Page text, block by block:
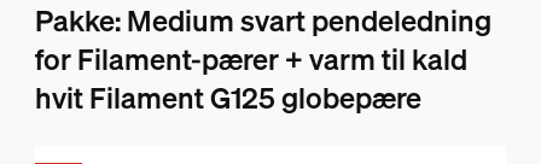
Pakke: Medium svart pendeledning
for Filament-pærer + varm til kald
hvit Filament G125 globepære